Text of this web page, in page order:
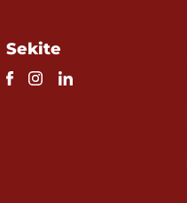
Sekite